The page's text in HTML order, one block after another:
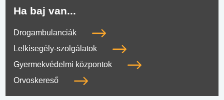
Ha baj van...
Drogambulanciák
Lelkisegély-szolgálatok
Gyermekvédelmi központok
Orvoskereső